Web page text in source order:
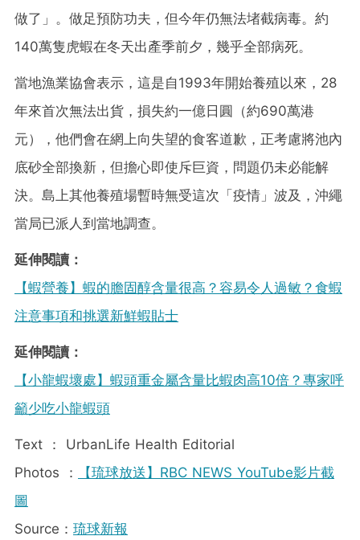
做了」。做足預防功夫，但今年仍無法堵截病毒。約
140萬隻虎蝦在冬天出產季前夕，幾乎全部病死。
當地漁業協會表示，這是自1993年開始養殖以來，28
年來首次無法出貨，損失約一億日圓（約690萬港
元），他們會在網上向失望的食客道歉，正考慮將池內
底砂全部換新，但擔心即使斥巨資，問題仍未必能解
決。島上其他養殖場暫時無受這次「疫情」波及，沖繩
當局已派人到當地調查。
延伸閱讀：
【蝦營養】蝦的膽固醇含量很高？容易令人過敏？食蝦
注意事項和挑選新鮮蝦貼士
延伸閱讀：
【小龍蝦壞處】蝦頭重金屬含量比蝦肉高10倍？專家呼
籲少吃小龍蝦頭
Text ： UrbanLife Health Editorial
Photos ：
【琉球放送】RBC NEWS YouTube影片截
圖
Source： 琉球新報